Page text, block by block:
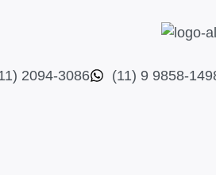
2094-3086 (11) 9 9858-